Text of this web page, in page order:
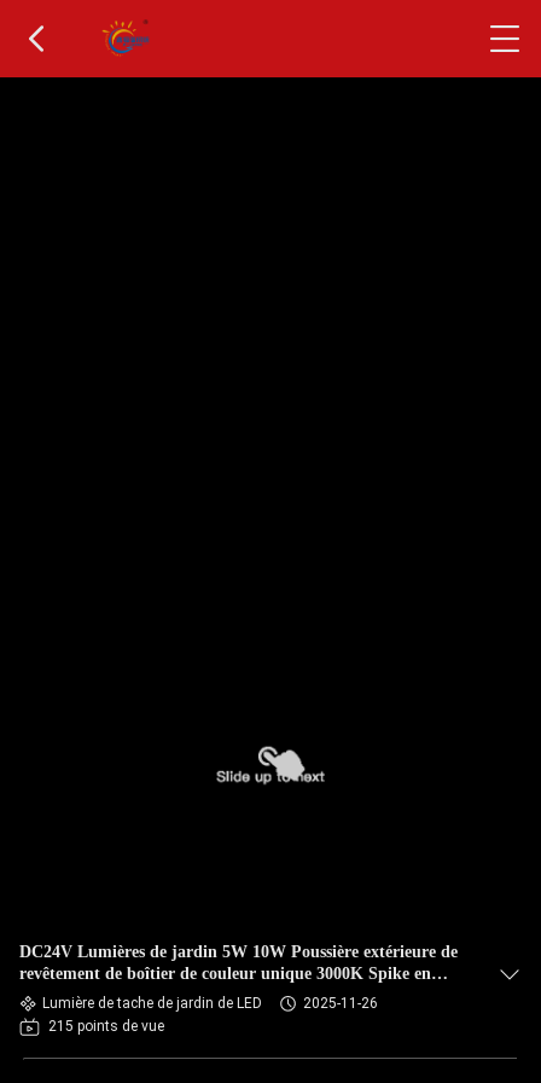
DC24V Lumières de jardin 5W 10W Poussière extérieure de
revêtement de boîtier de couleur unique 3000K Spike en
plastique pour les arbres
Lumière de tache de jardin de LED
2025-11-26
215 points de vue